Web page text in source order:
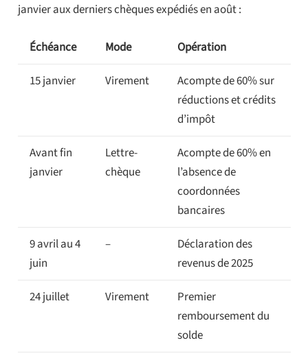
janvier aux derniers chèques expédiés en août :
Échéance Mode Opération
15 janvier Virement
Acompte de 60% sur
réductions et crédits
d’impôt
Avant fin
janvier
Lettre-
chèque
Acompte de 60% en
l’absence de
coordonnées
bancaires
9 avril au 4
juin
–
Déclaration des
revenus de 2025
24 juillet Virement
Premier
remboursement du
solde